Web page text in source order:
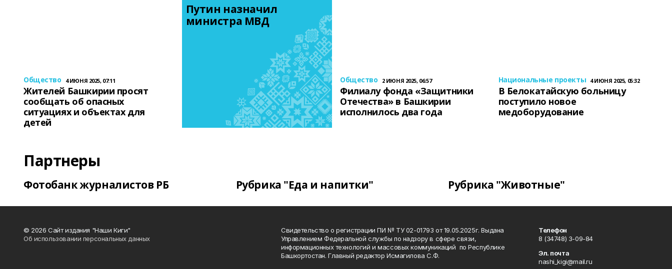
Общество 4 ИЮНЯ 2025, 07:11
Жителей Башкирии просят
сообщать об опасных
ситуациях и объектах для
детей
Путин назначил
министра МВД
Общество 2 ИЮНЯ 2025, 06:57
Филиалу фонда «Защитники
Отечества» в Башкирии
исполнилось два года
Национальные проекты 4 ИЮНЯ 2025, 05:32
В Белокатайскую больницу
поступило новое
медоборудование
Партнеры
Фотобанк журналистов РБ Рубрика "Еда и напитки" Рубрика "Животные"
© 2026 Сайт издания "Наши Киги"
Об использовании персональных данных
Свидетельство о регистрации ПИ № ТУ 02-01793 от 19.05.2025г. Выдана
Управлением Федеральной службы по надзору в сфере связи,
информационных технологий и массовых коммуникаций по Республике
Башкортостан. Главный редактор Исмагилова С.Ф.
Телефон
8 (34748) 3-09-84
Эл. почта
nashi_kigi@mail.ru